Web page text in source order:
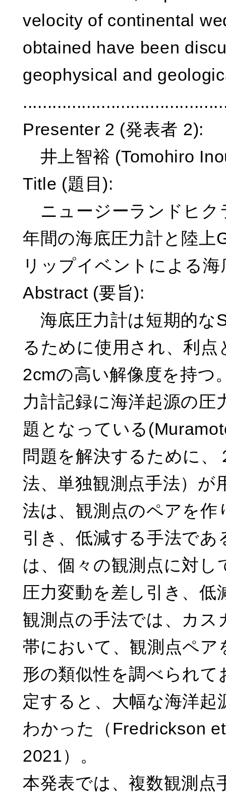
velocity of continental
obtained have been
geophysical and
Presenter 2 (発表者 2):
井上智裕 (Tomohiro
Title (題目):
ニュージーランドヒク
年間の海底圧力計と陸上
リップイベントによる
Abstract (要旨):
海底圧力計は短期的な
るために使用され、利
2cmの高い解像度を持つ
力計記録に海洋起源の
題となっている
問題を解決するために
法、単独観測点手法）が
法は、観測点のペアを作
引き、低減する手法であ
は、個々の観測点に対
圧力変動を差し引き、
観測点の手法では、カ
帯において、観測点ペ
形の類似性を調べられて
定すると、大幅な海洋
わかった（Fredrickson
2021）。
本発表では、複数観測点